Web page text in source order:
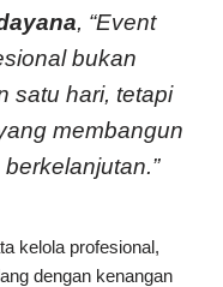
, “Event
bukan
satu hari, tetapi
membangun
kelola profesional,
dengan kenangan